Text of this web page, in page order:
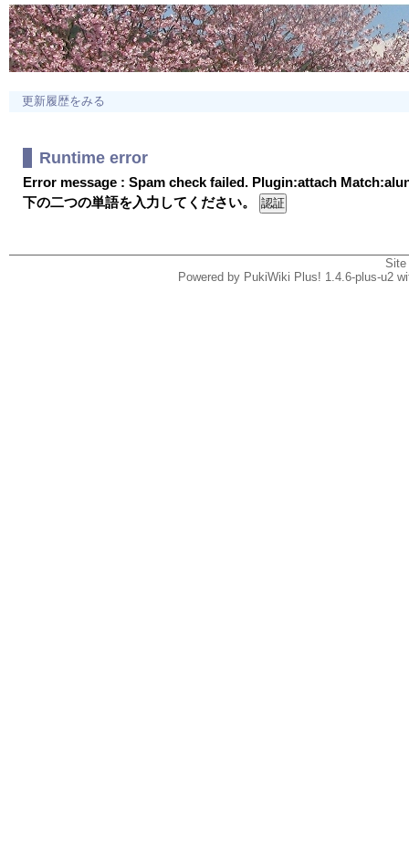
更新履歴をみる
Runtime error
Error message : Spam check failed. Plugin:attach
下の二つの単語を入力してください。
Powered by PukiWiki Plus! 1.4.6-plus-u2